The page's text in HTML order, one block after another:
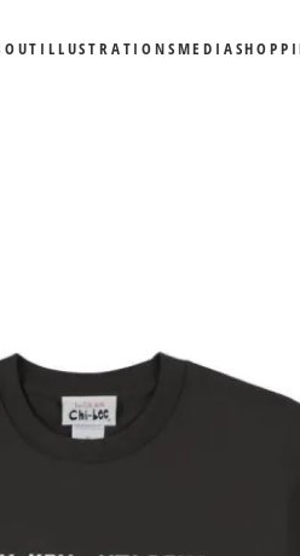
ILLUSTRATIONSMEDIA